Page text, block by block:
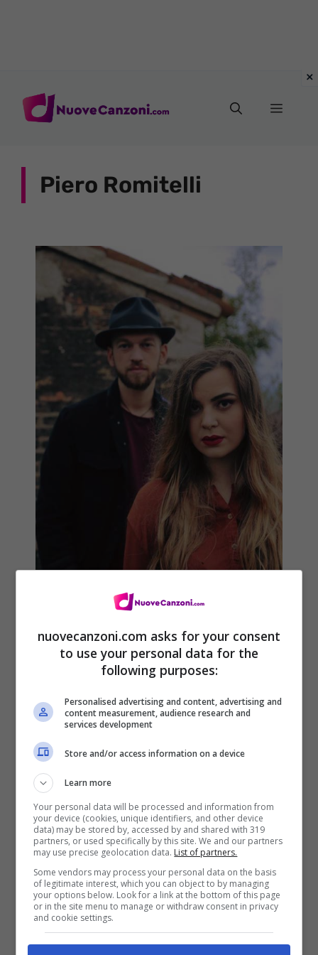
Menu
Piero Romitelli
Valeria e Piero Romitelli – Mai
abbastanza: testo + video
16 Dicembre 2015
ARTICOLI RECENTI
Come bere il whisky per
apprezzarne davvero
qualità e tradizione
NEWS
Ha tenuto il figlio senza
nuovecanzoni.com asks for your consent
to use your personal data for the
following purposes:
Personalised advertising and content, advertising and
content measurement, audience research and
services development
Store and/or access information on a device
Learn more
Your personal data will be processed and information from
your device (cookies, unique identifiers, and other device
data) may be stored by, accessed by and shared with 319
partners, or used specifically by this site. We and our partners
may use precise geolocation data. List of partners.
Some vendors may process your personal data on the basis
of legitimate interest, which you can object to by managing
your options below. Look for a link at the bottom of this page
or in the site menu to manage or withdraw consent in privacy
and cookie settings.